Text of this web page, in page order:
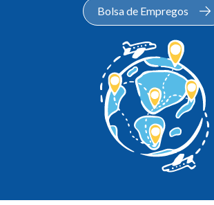
Bolsa de Empregos